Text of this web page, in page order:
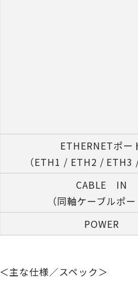
ETHERNETポー
（ETH1 / ETH2 / ETH3
CABLE IN
（同軸ケーブルポー
POWER
＜主な仕様／スペック＞